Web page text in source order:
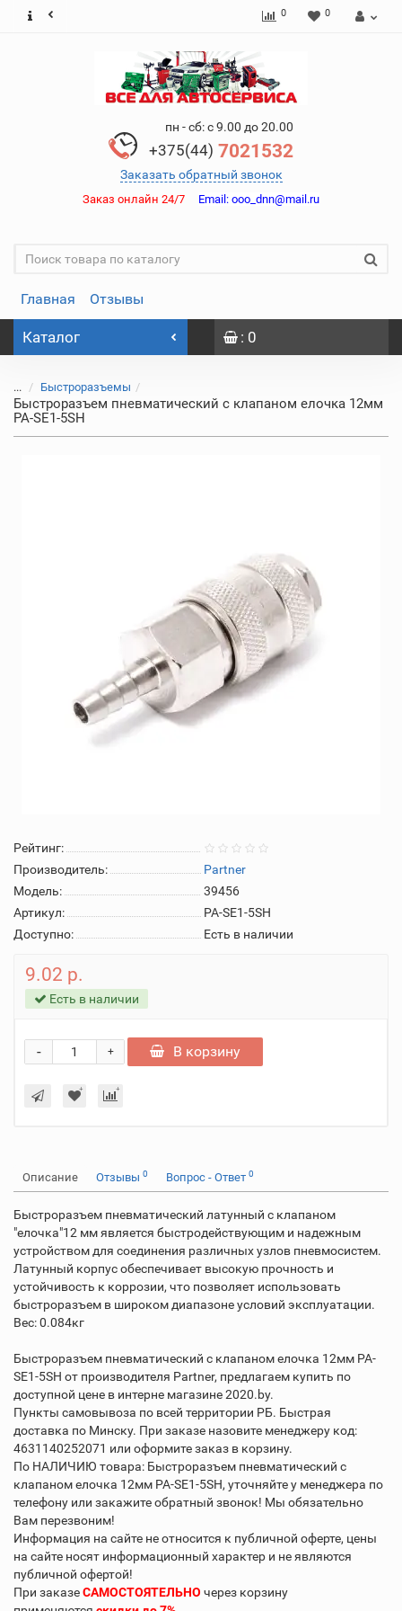
0 0
пн - сб: с 9.00 до 20.00
+375(44) 7021532
Заказать обратный звонок
Заказ онлайн 24/7 Email: ooo_dnn@mail.ru
Главная Отзывы
Каталог : 0
... Быстроразъемы
Быстроразъем пневматический с клапаном елочка 12мм
PA-SE1-5SH
Рейтинг:
Производитель:
Partner
Модель:
39456
Артикул:
PA-SE1-5SH
Доступно:
Есть в наличии
9.02 р.
Есть в наличии
+
- В корзину
Описание Отзывы 0 Вопрос - Ответ 0
Быстроразъем пневматический латунный с клапаном
"елочка"12 мм является быстродействующим и надежным
устройством для соединения различных узлов пневмосистем.
Латунный корпус обеспечивает высокую прочность и
устойчивость к коррозии, что позволяет использовать
быстроразъем в широком диапазоне условий эксплуатации.
Вес: 0.084кг
Быстроразъем пневматический с клапаном елочка 12мм PA-
SE1-5SH от производителя Partner, предлагаем купить по
доступной цене в интерне магазине 2020.by.
Пункты самовывоза по всей территории РБ. Быстрая
доставка по Минску. При заказе назовите менеджеру код:
4631140252071 или оформите заказ в корзину.
По НАЛИЧИЮ товара: Быстроразъем пневматический с
клапаном елочка 12мм PA-SE1-5SH, уточняйте у менеджера по
телефону или закажите обратный звонок! Мы обязательно
Вам перезвоним!
Информация на сайте не относится к публичной оферте, цены
на сайте носят информационный характер и не являются
публичной офертой!
При заказеСАМОСТОЯТЕЛЬНО через корзину